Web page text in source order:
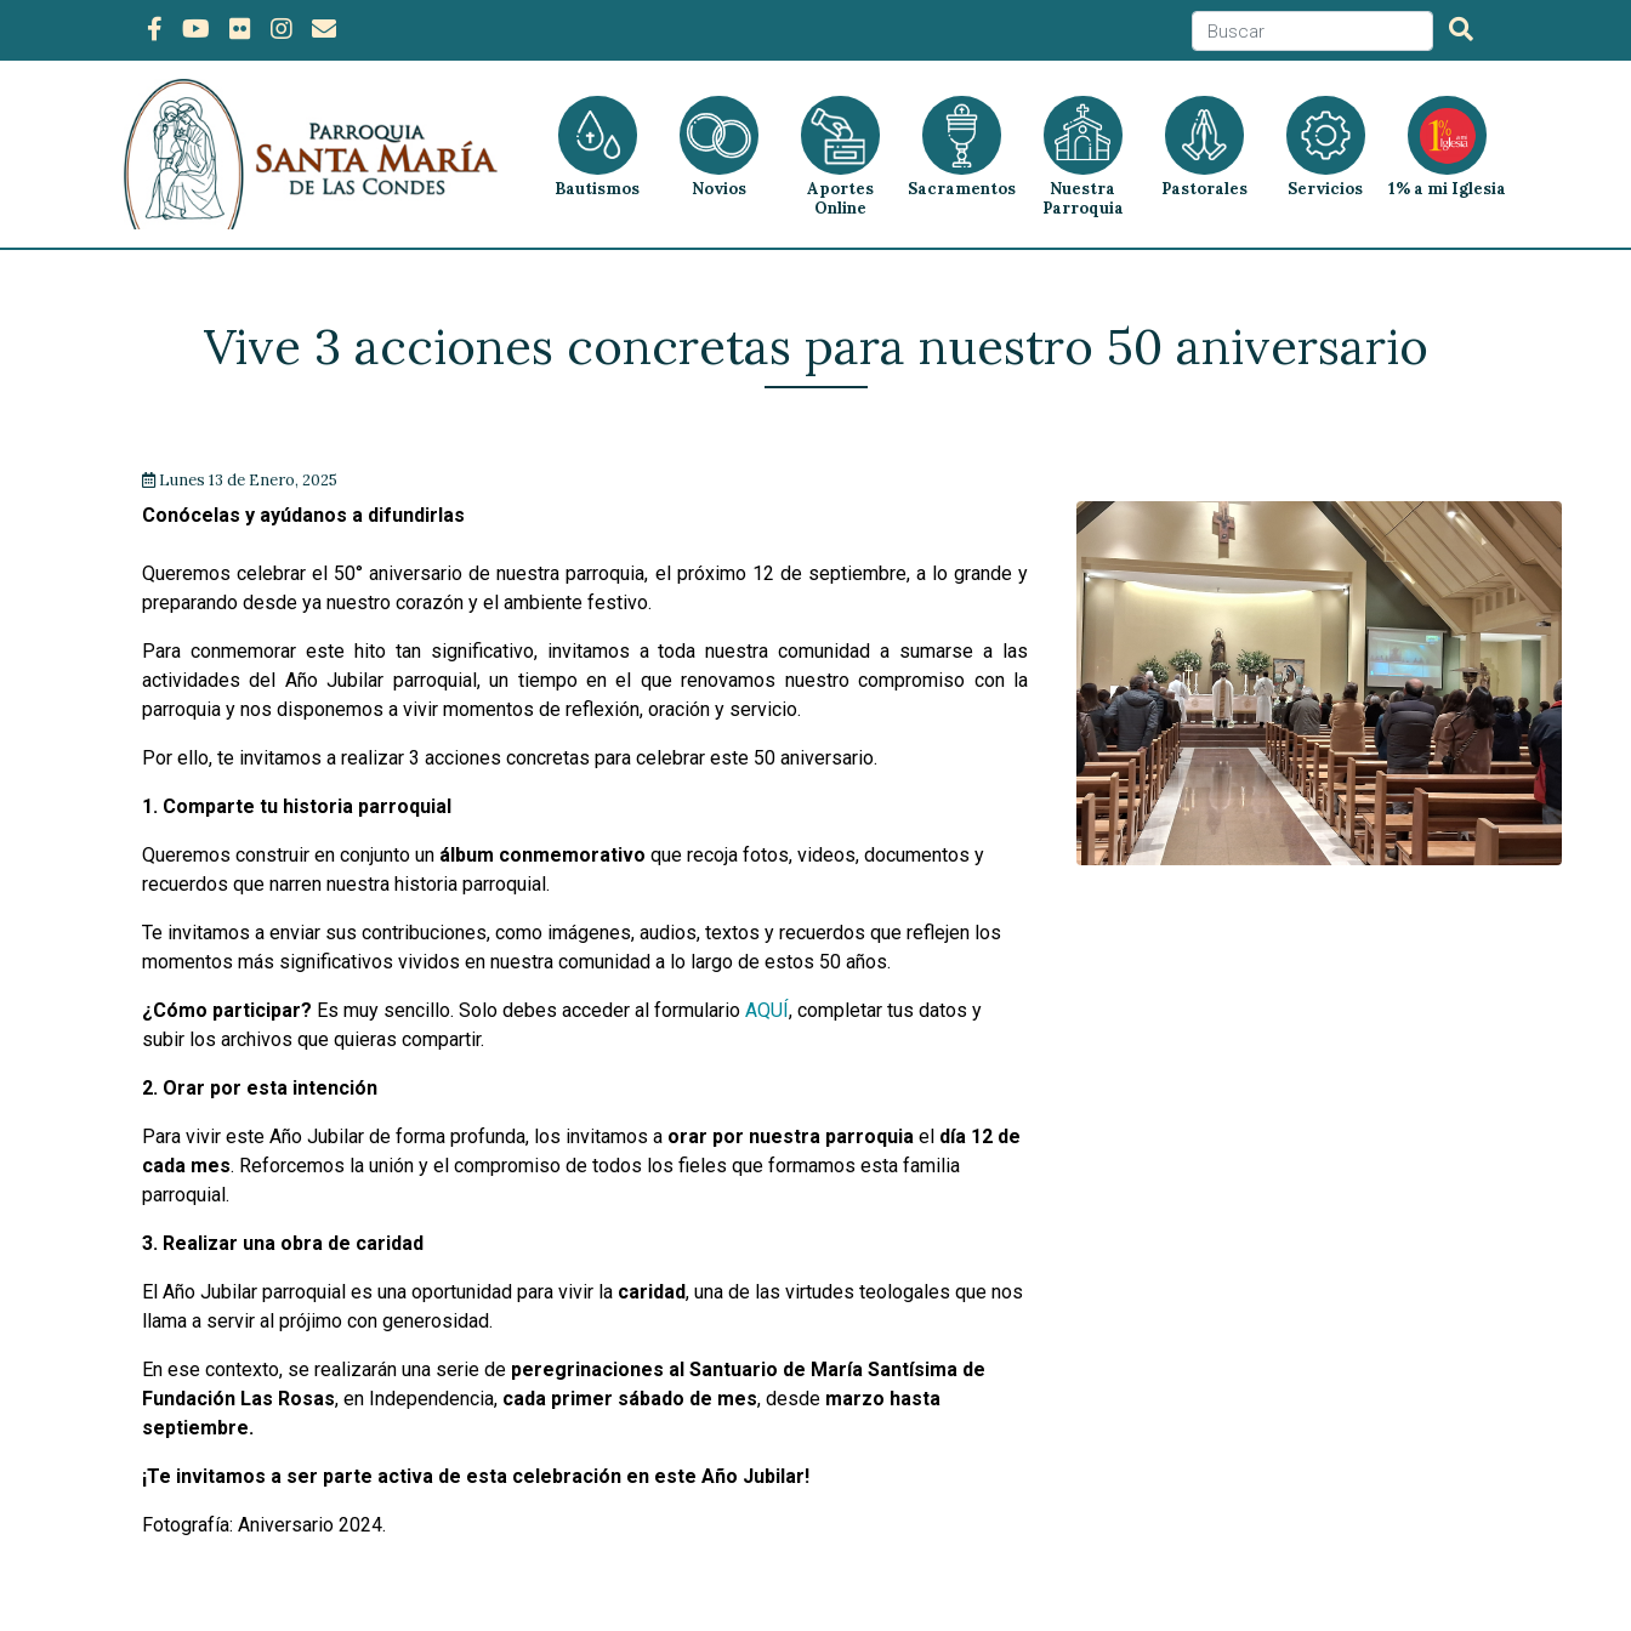
Bautismos Novios
Aportes
Online
Sacramentos
Nuestra
Parroquia
Pastorales Servicios 1% a mi Iglesia
Vive 3 acciones concretas para nuestro 50 aniversario
Lunes 13 de Enero, 2025
Conócelas y ayúdanos a difundirlas
Queremos celebrar el 50° aniversario de nuestra parroquia, el próximo 12 de septiembre, a lo grande y
preparando desde ya nuestro corazón y el ambiente festivo.
Para conmemorar este hito tan significativo, invitamos a toda nuestra comunidad a sumarse a las
actividades del Año Jubilar parroquial, un tiempo en el que renovamos nuestro compromiso con la
parroquia y nos disponemos a vivir momentos de reflexión, oración y servicio.
Por ello, te invitamos a realizar 3 acciones concretas para celebrar este 50 aniversario.
1. Comparte tu historia parroquial
Queremos construir en conjunto un álbum conmemorativo que recoja fotos, videos, documentos y
recuerdos que narren nuestra historia parroquial.
Te invitamos a enviar sus contribuciones, como imágenes, audios, textos y recuerdos que reflejen los
momentos más significativos vividos en nuestra comunidad a lo largo de estos 50 años.
¿Cómo participar? Es muy sencillo. Solo debes acceder al formulario AQUÍ, completar tus datos y
subir los archivos que quieras compartir.
2. Orar por esta intención
Para vivir este Año Jubilar de forma profunda, los invitamos a orar por nuestra parroquia el día 12 de
cada mes. Reforcemos la unión y el compromiso de todos los fieles que formamos esta familia
parroquial.
3. Realizar una obra de caridad
El Año Jubilar parroquial es una oportunidad para vivir la caridad, una de las virtudes teologales que nos
llama a servir al prójimo con generosidad.
En ese contexto, se realizarán una serie de peregrinaciones al Santuario de María Santísima de
Fundación Las Rosas, en Independencia, cada primer sábado de mes, desde marzo hasta
septiembre.
¡Te invitamos a ser parte activa de esta celebración en este Año Jubilar!
Fotografía: Aniversario 2024.